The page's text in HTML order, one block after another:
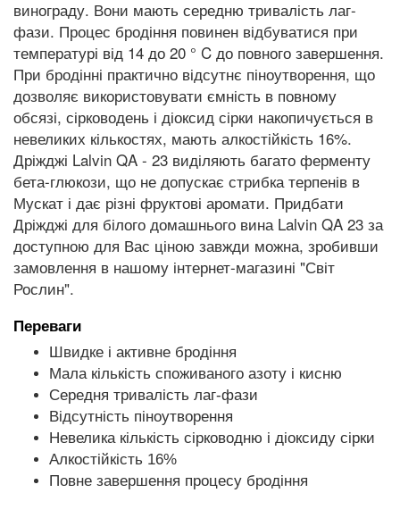
винограду. Вони мають середню тривалість лаг-
фази. Процес бродіння повинен відбуватися при
температурі від 14 до 20 ° C до повного завершення.
При бродінні практично відсутнє піноутворення, що
дозволяє використовувати ємність в повному
обсязі, сірководень і діоксид сірки накопичується в
невеликих кількостях, мають алкостійкість 16%.
Дріжджі Lalvin QA - 23 виділяють багато ферменту
бета-глюкози, що не допускає стрибка терпенів в
Мускат і дає різні фруктові аромати. Придбати
Дріжджі для білого домашнього вина Lalvin QA 23 за
доступною для Вас ціною завжди можна, зробивши
замовлення в нашому інтернет-магазині "Світ
Рослин".
Переваги
Швидке і активне бродіння
Мала кількість споживаного азоту і кисню
Середня тривалість лаг-фази
Відсутність піноутворення
Невелика кількість сірководню і діоксиду сірки
Алкостійкість 16%
Повне завершення процесу бродіння